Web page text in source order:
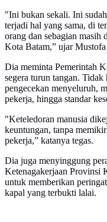
"Ini bukan sekali. Ini
terjadi hal yang sama, di
orang dan sebagian masih
Kota Batam,” ujar Mustofa
Dia meminta Pemerintah
segera turun tangan.
pengecekan menyeluruh,
pekerja, hingga standar
"Keteledoran manusia
keuntungan, tanpa
pekerja,” katanya tegas.
Dia juga menyinggung
Ketenagakerjaan Provinsi
untuk memberikan
kapal yang terbukti lalai.